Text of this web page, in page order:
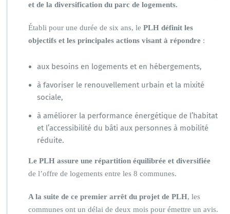
et de la diversification du parc de logements.
Établi pour une durée de six ans, le PLH définit les
objectifs et les principales actions visant à répondre :
aux besoins en logements et en hébergements,
à favoriser le renouvellement urbain et la mixité
sociale,
à améliorer la performance énergétique de l’habitat
et l’accessibilité du bâti aux personnes à mobilité
réduite.
Le PLH assure une répartition équilibrée et diversifiée
de l’offre de logements entre les 8 communes.
A la suite de ce premier arrêt du projet de PLH, les
communes ont un délai de deux mois pour émettre un avis.